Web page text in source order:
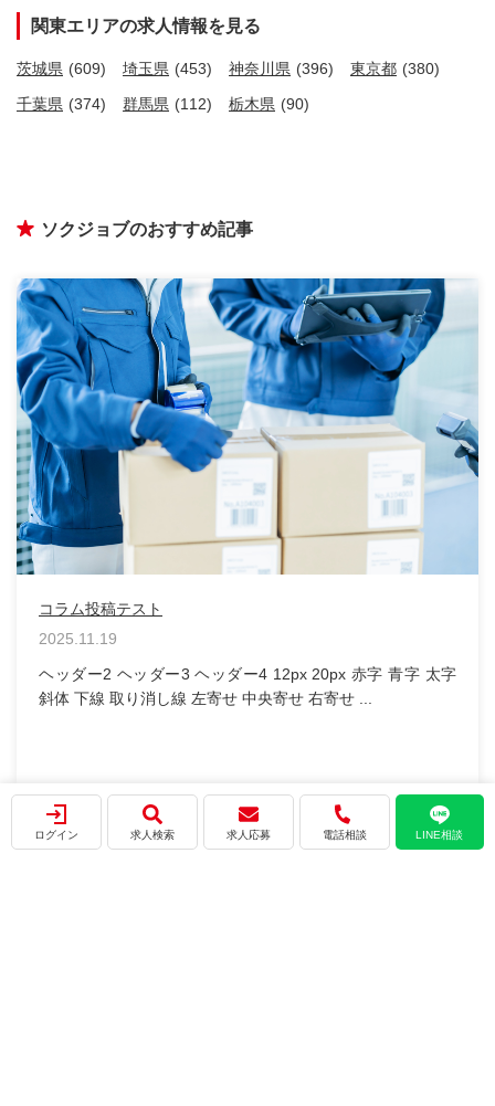
関東エリアの求人情報を見る
茨城県 (609) 埼玉県 (453) 神奈川県 (396) 東京都 (380)
千葉県 (374) 群馬県 (112) 栃木県 (90)
ソクジョブのおすすめ記事
2025.12.19
ログイン 求人検索 求人応募 電話相談 LINE相談